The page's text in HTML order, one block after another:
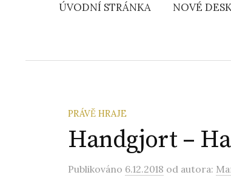
ÚVODNÍ STRÁNKA NOVÉ
PRÁVĚ HRAJE
Handgjort –
Publikováno 6.12.2018 od autora: